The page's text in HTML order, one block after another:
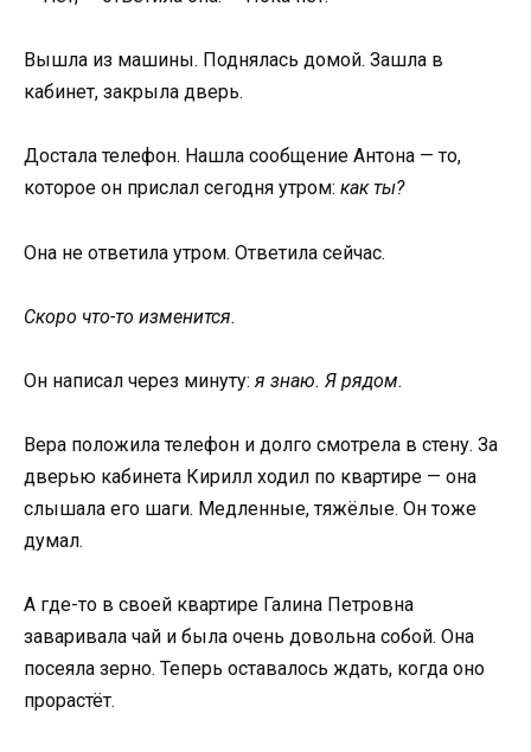
Вышла из машины. Поднялась домой. Зашла в
кабинет, закрыла дверь.
Достала телефон. Нашла сообщение Антона — то,
которое он прислал сегодня утром: как ты?
Она не ответила утром. Ответила сейчас.
Скоро что-то изменится.
Он написал через минуту:я знаю. Я рядом.
Вера положила телефон и долго смотрела в стену. За
дверью кабинета Кирилл ходил по квартире — она
слышала его шаги. Медленные, тяжёлые. Он тоже
думал.
А где-то в своей квартире Галина Петровна
заваривала чай и была очень довольна собой. Она
посеяла зерно. Теперь оставалось ждать, когда оно
прорастёт.